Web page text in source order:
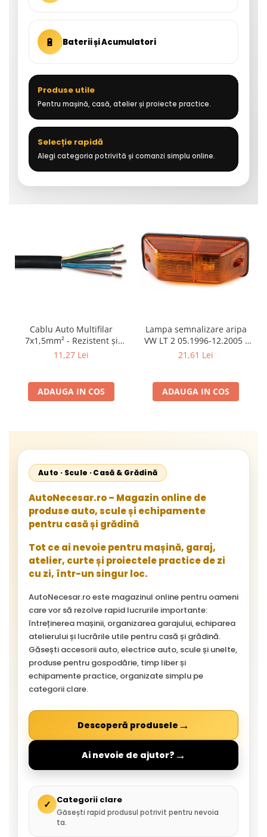
🔋 Baterii și Acumulatori
Produse utile
Pentru mașină, casă, atelier și proiecte practice.
Selecție rapidă
Alegi categoria potrivită și comanzi simplu online.
Cablu Auto Multifilar
7x1,5mm² - Rezistent și
Flexibil pentru Remorci 12V-
11,27 Lei
ADAUGA IN COS
Lampa semnalizare aripa
VW LT 2 05.1996-12.2005 ;
Mercedes Sprinter 1995-
Neoplan Euroliner,
Starliner,Centroliner,
21,61 Lei
ADAUGA IN COS
Auto · Scule · Casă & Grădină
AutoNecesar.ro – Magazin online de
produse auto, scule și echipamente
pentru casă și grădină
Tot ce ai nevoie pentru mașină, garaj,
atelier, curte și proiectele practice de zi
cu zi, într-un singur loc.
AutoNecesar.ro este magazinul online pentru oameni
care vor să rezolve rapid lucrurile importante:
întreținerea mașinii, organizarea garajului, echiparea
atelierului și lucrările utile pentru casă și grădină.
Găsești accesorii auto, electrice auto, scule și unelte,
produse pentru gospodărie, timp liber și
echipamente practice, organizate simplu pe
categorii clare.
Descoperă produsele →
Ai nevoie de ajutor? →
✓ Categorii clare
Găsești rapid produsul potrivit pentru nevoia
ta.